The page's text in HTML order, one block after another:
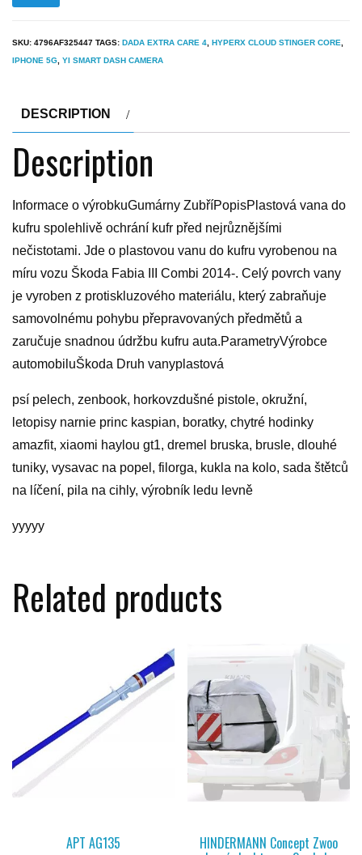
SKU: 4796AF325447 TAGS: DADA EXTRA CARE 4 HYPERX CLOUD STINGER CORE
IPHONE 5G YI SMART DASH CAMERA
DESCRIPTION
Description
Informace o výrobkuGumárny ZubříPopisPlastová vana do
kufru spolehlivě ochrání kufr před nejrůznějšími
nečistotami. Jde o plastovou vanu do kufru vyrobenou na
míru vozu Škoda Fabia III Combi 2014-. Celý povrch vany
je vyroben z protiskluzového materiálu, který zabraňuje
samovolnému pohybu přepravovaných předmětů a
zaručuje snadnou údržbu kufru auta.ParametryVýrobce
automobiluŠkoda Druh vanyplastová
psí pelech, zenbook, horkovzdušné pistole, okružní,
letopisy narnie princ kaspian, boratky, chytré hodinky
amazfit, xiaomi haylou gt1, dremel bruska, brusle, dlouhé
tuniky, vysavac na popel, filorga, kukla na kolo, sada štětců
na líčení, pila na cihly, výrobník ledu levně
yyyyy
Related products
APT AG135 HINDERMANN Concept Zwoo